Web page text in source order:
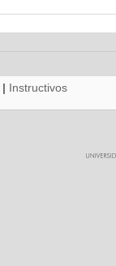
| Instructivos